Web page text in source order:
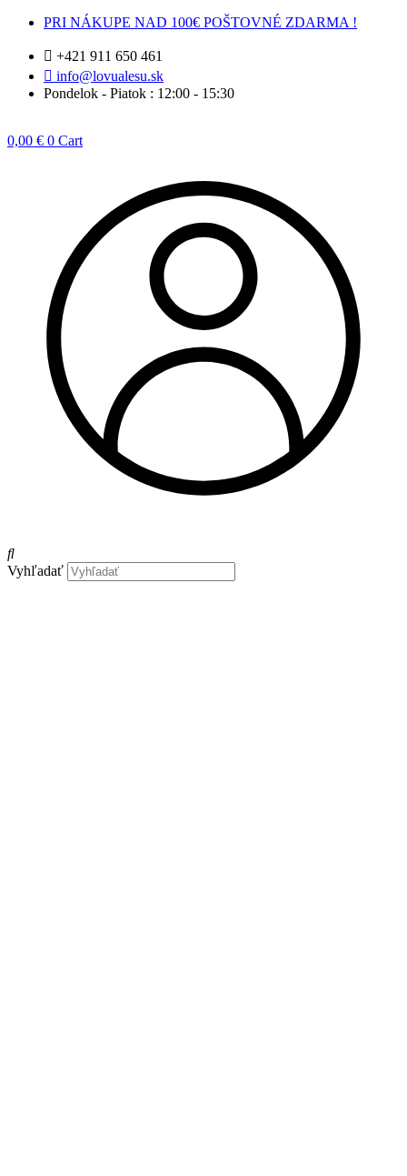
Preskočiť
obsah
PRI NÁKUPE NAD 100€ POŠTOVNÉ ZDARMA !
+421 911 650 461
info@lovualesu.sk
Pondelok - Piatok : 12:00 - 15:30
0,00 € 0 Cart
Vyhľadať